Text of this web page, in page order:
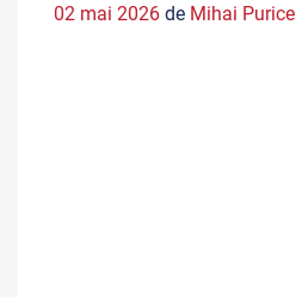
02 mai 2026 de Mihai Purice